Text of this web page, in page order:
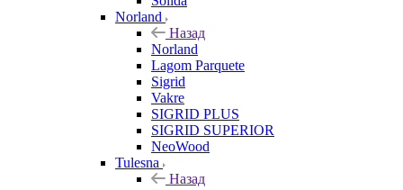
Norland
Назад
Norland
Lagom Parquete
Sigrid
Vakre
SIGRID PLUS
SIGRID SUPERIOR
NeoWood
Tulesna
Назад